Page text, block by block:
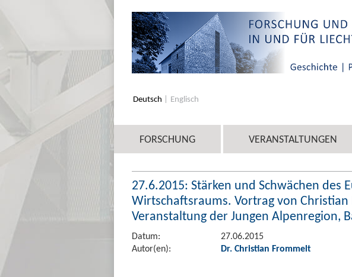
Deutsch Englisch
FORSCHUNG VERANSTALTUNGEN
27.6.2015: Stärken und Schwächen des
Wirtschaftsraums. Vortrag von
Veranstaltung der Jungen Alpenregion,
Datum:
27.06.2015
Autor(en):
Dr. Christian Frommelt